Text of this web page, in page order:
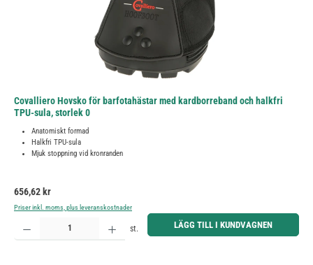
Covalliero Hovsko för barfotahästar med kardborreband och halkfri
TPU-sula, storlek 0
Anatomiskt formad
Halkfri TPU-sula
Mjuk stoppning vid kronranden
Ordinarie pris:
656,62 kr
Priser inkl. moms, plus leveranskostnader
Produktkvantitet: Ange önskat belopp eller använd knapparna för att öka eller minska kvantiteten.
st. LÄGG TILL I KUNDVAGNEN